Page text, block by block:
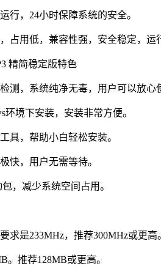
，24小时保障系统的安全。
用低，兼容性强，安全稳定，运
精简稳定版特色
，系统纯净无毒，用户可以放心
境下安装，安装非常方便。
，帮助小白轻松安装。
，用户无需等待。
减少系统空间占用。
是233MHz，推荐300MHz或更高
推荐128MB或更高。